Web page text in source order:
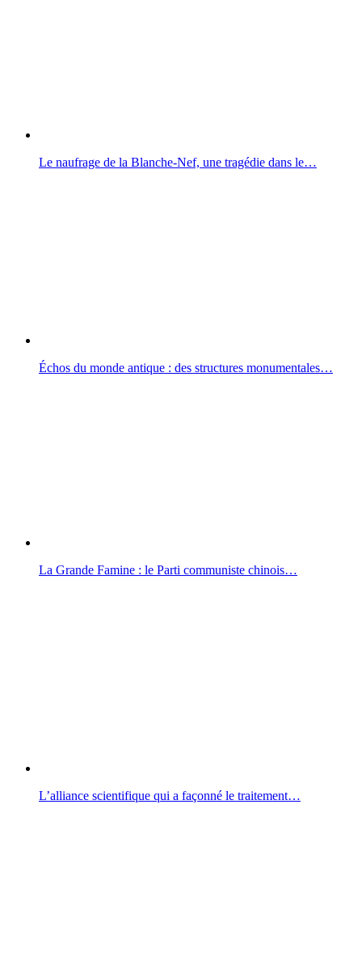
Le naufrage de la Blanche-Nef, une tragédie dans le…
Échos du monde antique : des structures monumentales…
La Grande Famine : le Parti communiste chinois…
L’alliance scientifique qui a façonné le traitement…